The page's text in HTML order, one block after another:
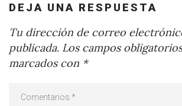
DEJA UNA RESPUESTA
Tu dirección de correo
publicada. Los campos
marcados con *